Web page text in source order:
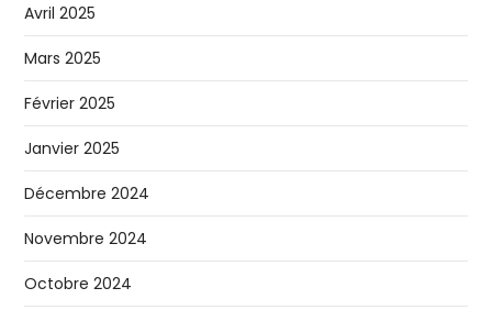
Avril 2025
Mars 2025
Février 2025
Janvier 2025
Décembre 2024
Novembre 2024
Octobre 2024